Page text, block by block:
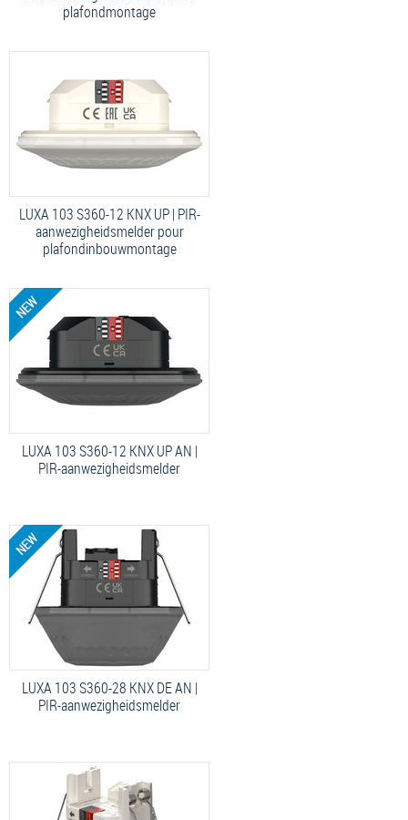
plafondmontage
LUXA 103 S360-12 KNX UP | PIR-
aanwezigheidsmelder pour
plafondinbouwmontage
LUXA 103 S360-12 KNX UP AN |
PIR-aanwezigheidsmelder
LUXA 103 S360-28 KNX DE AN |
PIR-aanwezigheidsmelder